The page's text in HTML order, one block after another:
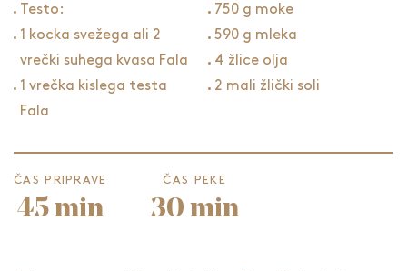
Testo:
1 kocka svežega ali 2
vrečki suhega kvasa Fala
1 vrečka kislega testa
Fala
750 g moke
590 g mleka
4 žlice olja
2 mali žlički soli
ČAS PRIPRAVE
45 min
ČAS PEKE
30 min